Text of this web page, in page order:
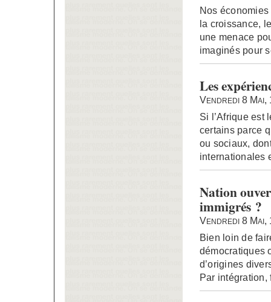
Nos
la croissance,
une menace
imaginés pour
Les
Vendredi 8 Mai,
Si l’Afrique est
certains parce
ou sociaux,
internationales
Nation
immigrés ?
Vendredi 8 Mai,
Bien loin de
démocratiques
d’origines
Par